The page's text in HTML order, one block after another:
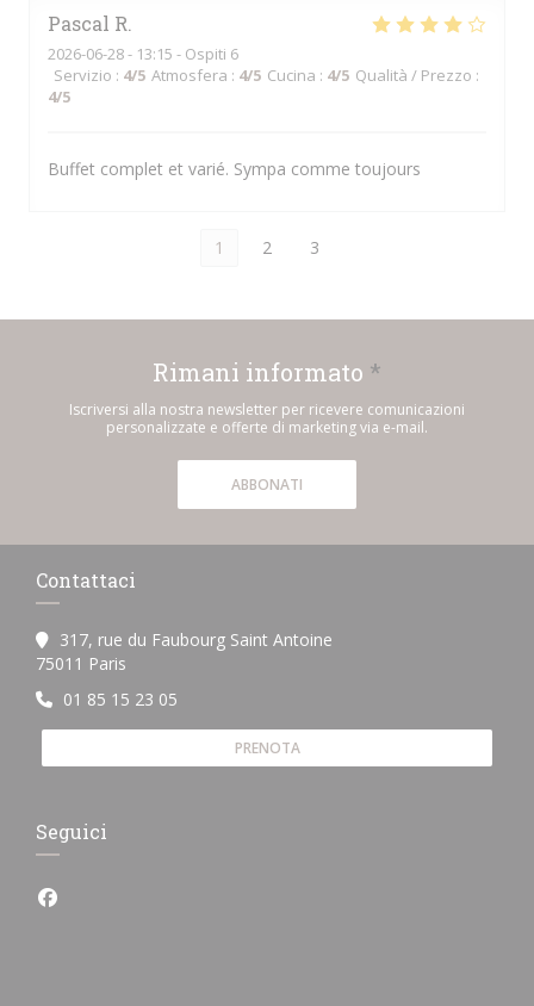
Pascal R
2026-06-28- 13:15 - Ospiti 6
Servizio : 4/5 Atmosfera : 4/5 Cucina : 4/5 Qualità / Prezzo :
4/5
Buffet complet et varié. Sympa comme toujours
1 2 3
Rimani informato *
Iscriversi alla nostra newsletter per ricevere comunicazioni
personalizzate e offerte di marketing via e-mail.
ABBONATI
Contattaci
317, rue du Faubourg Saint Antoine
75011 Paris
01 85 15 23 05
PRENOTA
Seguici
Facebook ((apre una nuova finestra))